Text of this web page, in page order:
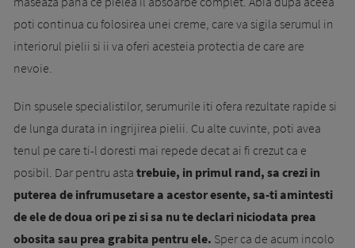
poti continua cu folosirea unei creme, care va sigila serumul in
interiorul pielii si ii va oferi acesteia protectia de care are
nevoie.
Din spusele specialistilor, serumurile iti ofera rezultate rapide si
de lunga durata in ingrijirea pielii. Cu alte cuvinte, poti avea
tenul pe care ti-l doresti mai repede decat ai fi crezut ca e
posibil. Dar pentru asta trebuie, in primul rand, sa crezi in
puterea de infrumusetare a acestor esente, sa-ti amintesti
de ele de doua ori pe zi si sa nu te declari niciodata prea
obosita sau prea grabita pentru ele. Sper ca de acum incolo